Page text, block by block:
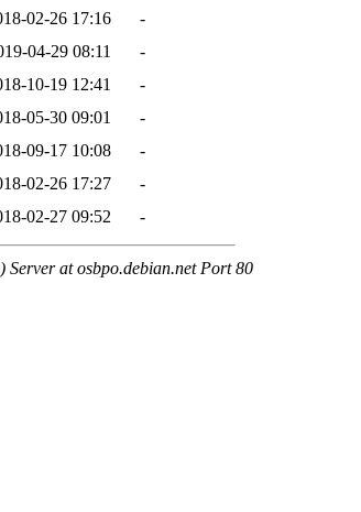
02-26 17:16
-
04-29 08:11
-
10-19 12:41
-
05-30 09:01
-
09-17 10:08
-
02-26 17:27
-
02-27 09:52 -
Server at osbpo.debian.net Port 80